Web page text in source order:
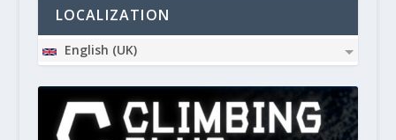
LOCALIZATION
English (UK)